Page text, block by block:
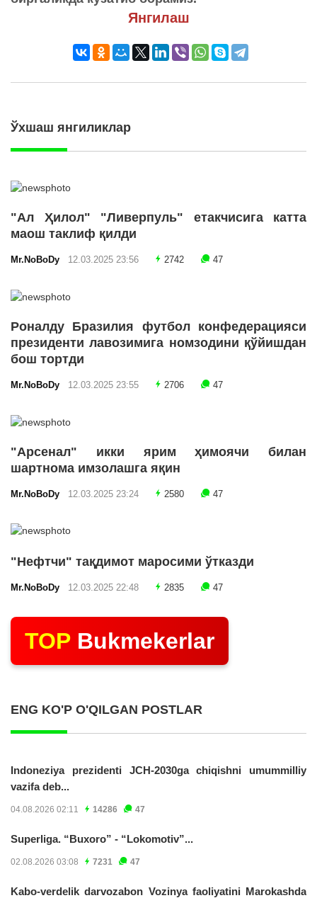
Янгилаш
Ўхшаш янгиликлар
"Ал Ҳилол" "Ливерпуль" етакчисига катта
маош таклиф қилди
Mr.NoBoDy 12.03.2025 23:56 2742 47
Роналду Бразилия футбол конфедерацияси
президенти лавозимига номзодини қўйишдан
бош тортди
Mr.NoBoDy 12.03.2025 23:55 2706 47
"Арсенал" икки ярим ҳимоячи билан
шартнома имзолашга яқин
Mr.NoBoDy 12.03.2025 23:24 2580 47
"Нефтчи" тақдимот маросими ўтказди
Mr.NoBoDy 12.03.2025 22:48 2835 47
TOP Bukmekerlar
ENG KO'P O'QILGAN POSTLAR
Indoneziya prezidenti JCH-2030ga chiqishni umummilliy
vazifa deb...
04.08.2026 02:11 14286 47
Superliga. “Buxoro” - “Lokomotiv”...
02.08.2026 03:08 7231 47
Kabo-verdelik darvozabon Vozinya faoliyatini Marokashda